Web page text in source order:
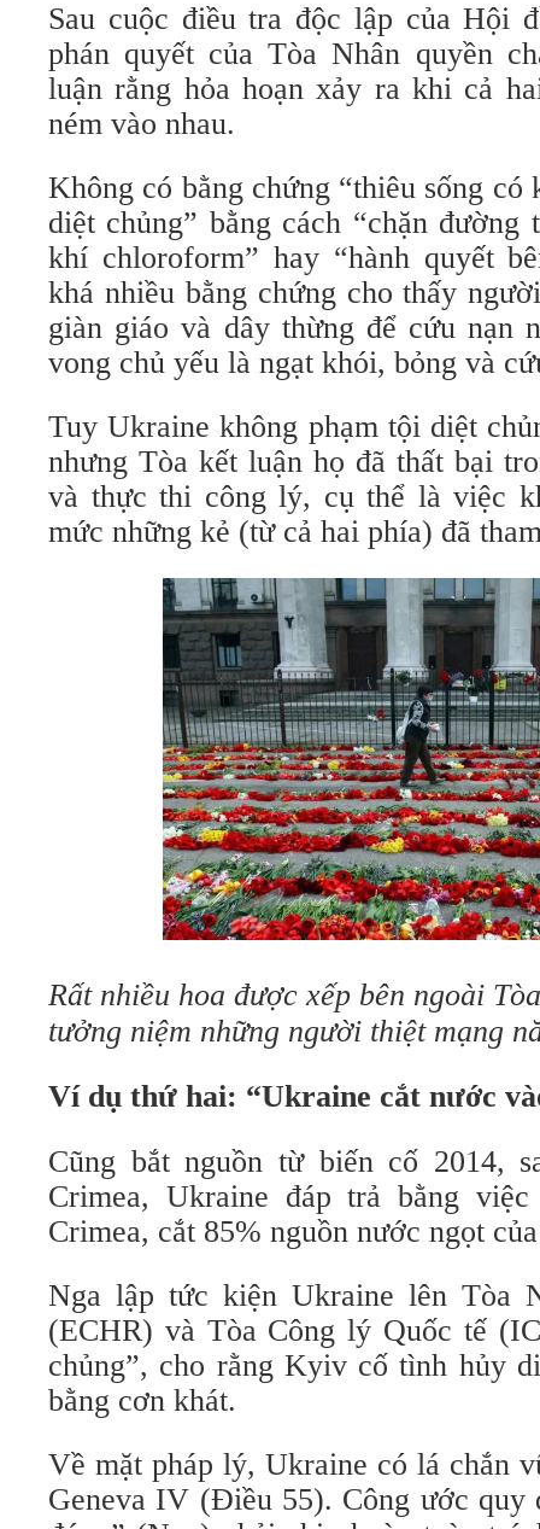
Sau cuộc điều tra độc lập của Hội
phán quyết của Tòa Nhân quyền
luận rằng hỏa hoạn xảy ra khi cả
ném vào nhau.
Không có bằng chứng “thiêu sống có
diệt chủng” bằng cách “chặn đường
khí chloroform” hay “hành quyết
khá nhiều bằng chứng cho thấy
giàn giáo và dây thừng để cứu nạn
vong chủ yếu là ngạt khói, bỏng và
Tuy Ukraine không phạm tội diệt
nhưng Tòa kết luận họ đã thất bại
và thực thi công lý, cụ thể là việc
mức những kẻ (từ cả hai phía) đã
Rất nhiều hoa được xếp bên ngoài
tưởng niệm những người thiệt mạng
Ví dụ thứ hai: “Ukraine cắt nước
Cũng bắt nguồn từ biến cố 2014,
Crimea, Ukraine đáp trả bằng
Crimea, cắt 85% nguồn nước ngọt
Nga lập tức kiện Ukraine lên Tòa
(ECHR) và Tòa Công lý Quốc tế
chủng”, cho rằng Kyiv cố tình hủy
bằng cơn khát.
Về mặt pháp lý, Ukraine có lá chắn
Geneva IV (Điều 55). Công ước quy